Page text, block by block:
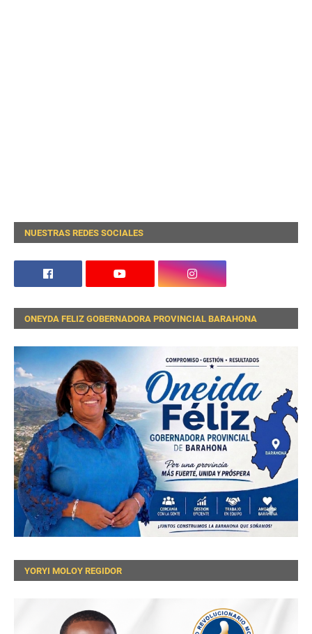
NUESTRAS REDES SOCIALES
ONEYDA FELIZ GOBERNADORA PROVINCIAL BARAHONA
YORYI MOLOY REGIDOR